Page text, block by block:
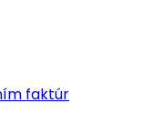
faktúr